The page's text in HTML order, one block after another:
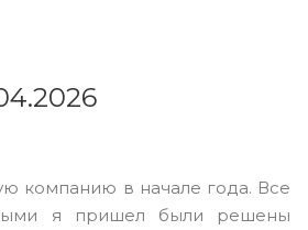
компанию в начале года. Все
я пришел были решены